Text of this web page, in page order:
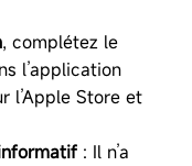
, complétez le
l’application
l’Apple Store et
: Il n’a